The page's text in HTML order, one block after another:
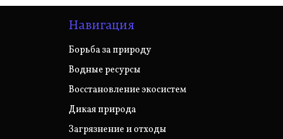
Навигация
Борьба за природу
Водные ресурсы
Восстановление экосистем
Дикая природа
Загрязнение и отходы